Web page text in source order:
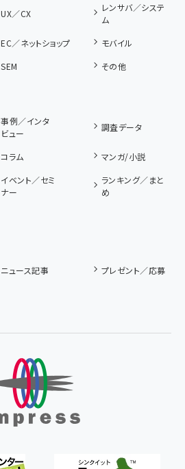
UX／CX
レンサバ／システ
ム
EC／ネットショップ
モバイル
SEM その他
事例／インタ
ビュー
調査データ
コラム
マンガ/小説
イベント／セミ
ナー
ランキング／まと
め
ニュース記事
プレゼント／応募